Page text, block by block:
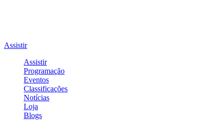
Assistir
Assistir
Programação
Eventos
Classificações
Notícias
Loja
Blogs